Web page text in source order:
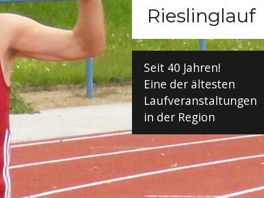
Rieslinglauf
Seit 40 Jahren!
Eine der ältesten
Laufveranstaltungen
in der Region